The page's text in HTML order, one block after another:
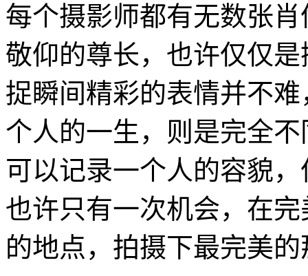
每个摄影师都有无数张
敬仰的尊长，也许仅仅
捉瞬间精彩的表情并不
个人的一生，则是完全
可以记录一个人的容貌
也许只有一次机会，在
的地点，拍摄下最完美